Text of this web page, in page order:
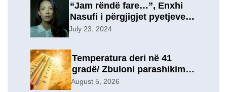
“Jam rëndë fare…”, Enxhi
Nasufi i përgjigjet pyetjeve
për ish-in, pas përfundimit të
një lidhje të re?
July 23, 2024
Temperatura deri në 41
gradë/ Zbuloni parashikimin
e motit, për sot
August 5, 2026